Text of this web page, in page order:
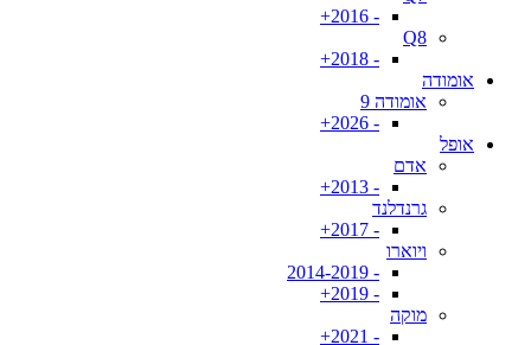
- 2016+
Q8
- 2018+
אומודה
אומודה 9
- 2026+
אופל
אדם
- 2013+
גרנדלנד
- 2017+
ויוארו
- 2014-2019
- 2019+
מוקה
- 2021+